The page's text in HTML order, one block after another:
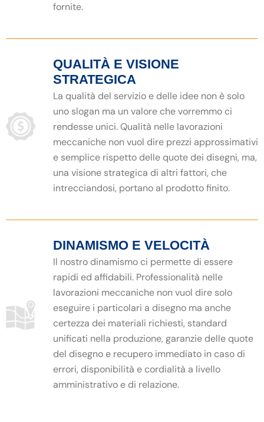
fornite.
QUALITÀ E VISIONE
STRATEGICA
La qualità del servizio e delle idee non è solo
uno slogan ma un valore che vorremmo ci
rendesse unici. Qualità nelle lavorazioni
meccaniche non vuol dire prezzi approssimativi
e semplice rispetto delle quote dei disegni, ma,
una visione strategica di altri fattori, che
intrecciandosi, portano al prodotto finito.
DINAMISMO E VELOCITÀ
Il nostro dinamismo ci permette di essere
rapidi ed affidabili. Professionalità nelle
lavorazioni meccaniche non vuol dire solo
eseguire i particolari a disegno ma anche
certezza dei materiali richiesti, standard
unificati nella produzione, garanzie delle quote
del disegno e recupero immediato in caso di
errori, disponibilità e cordialità a livello
amministrativo e di relazione.